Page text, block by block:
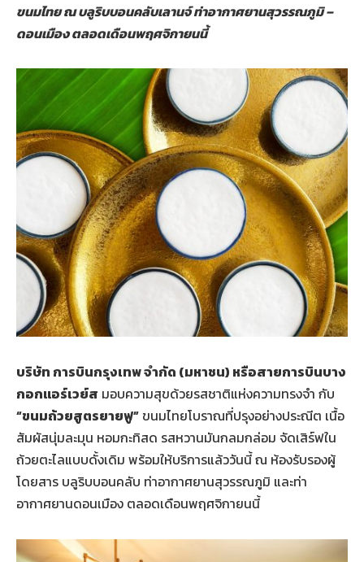
ขนมไทย ณ บลูริบบอนคลับเลานจ์ ท่าอากาศยานสุวรรณภูมิ –
ดอนเมือง ตลอดเดือนพฤศจิกายนนี้
บริษัท การบินกรุงเทพ จำกัด (มหาชน) หรือสายการบินบาง
กอกแอร์เวย์ส มอบความสุขด้วยรสชาติแห่งความทรงจำ กับ
“ขนมถ้วยสูตรยายฟู” ขนมไทยโบราณที่ปรุงอย่างประณีต เนื้อ
สัมผัสนุ่มละมุน หอมกะทิสด รสหวานมันกลมกล่อม จัดเสิร์ฟใน
ถ้วยตะไลแบบดั้งเดิม พร้อมให้บริการแล้ววันนี้ ณ ห้องรับรองผู้
โดยสาร บลูริบบอนคลับ ท่าอากาศยานสุวรรณภูมิ และท่า
อากาศยานดอนเมือง ตลอดเดือนพฤศจิกายนนี้